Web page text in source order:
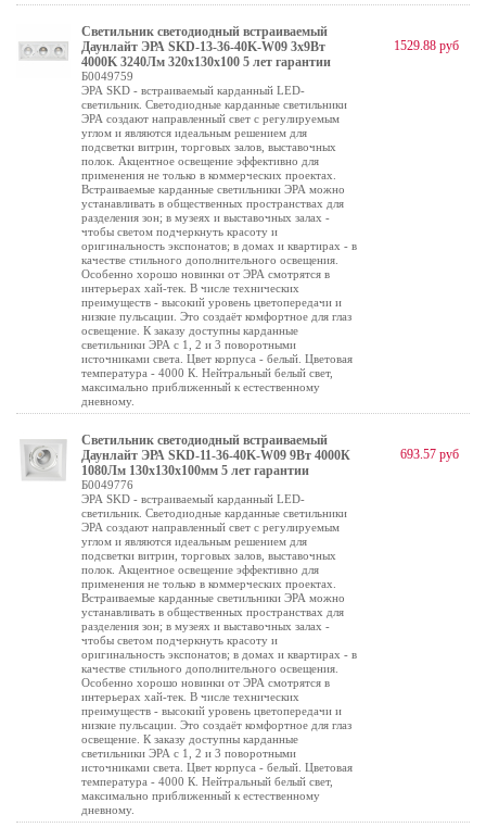
Светильник светодиодный встраиваемый
Даунлайт ЭРА SKD-13-36-40K-W09 3х9Вт
4000K 3240Лм 320х130х100 5 лет гарантии
Б0049759
ЭРА SKD - встраиваемый карданный LED-
светильник. Светодиодные карданные светильники
ЭРА создают направленный свет с регулируемым
углом и являются идеальным решением для
подсветки витрин, торговых залов, выставочных
полок. Акцентное освещение эффективно для
применения не только в коммерческих проектах.
Встраиваемые карданные светильники ЭРА можно
устанавливать в общественных пространствах для
разделения зон; в музеях и выставочных залах -
чтобы светом подчеркнуть красоту и
оригинальность экспонатов; в домах и квартирах - в
качестве стильного дополнительного освещения.
Особенно хорошо новинки от ЭРА смотрятся в
интерьерах хай-тек. В числе технических
преимуществ - высокий уровень цветопередачи и
низкие пульсации. Это создаёт комфортное для глаз
освещение. К заказу доступны карданные
светильники ЭРА с 1, 2 и 3 поворотными
источниками света. Цвет корпуса - белый. Цветовая
температура - 4000 К. Нейтральный белый свет,
максимально приближенный к естественному
дневному.
1529.88 руб
Светильник светодиодный встраиваемый
Даунлайт ЭРА SKD-11-36-40K-W09 9Вт 4000К
1080Лм 130х130х100мм 5 лет гарантии
Б0049776
ЭРА SKD - встраиваемый карданный LED-
светильник. Светодиодные карданные светильники
ЭРА создают направленный свет с регулируемым
углом и являются идеальным решением для
подсветки витрин, торговых залов, выставочных
полок. Акцентное освещение эффективно для
применения не только в коммерческих проектах.
Встраиваемые карданные светильники ЭРА можно
устанавливать в общественных пространствах для
разделения зон; в музеях и выставочных залах -
чтобы светом подчеркнуть красоту и
оригинальность экспонатов; в домах и квартирах - в
качестве стильного дополнительного освещения.
Особенно хорошо новинки от ЭРА смотрятся в
интерьерах хай-тек. В числе технических
преимуществ - высокий уровень цветопередачи и
низкие пульсации. Это создаёт комфортное для глаз
освещение. К заказу доступны карданные
светильники ЭРА с 1, 2 и 3 поворотными
источниками света. Цвет корпуса - белый. Цветовая
температура - 4000 К. Нейтральный белый свет,
максимально приближенный к естественному
дневному.
693.57 руб